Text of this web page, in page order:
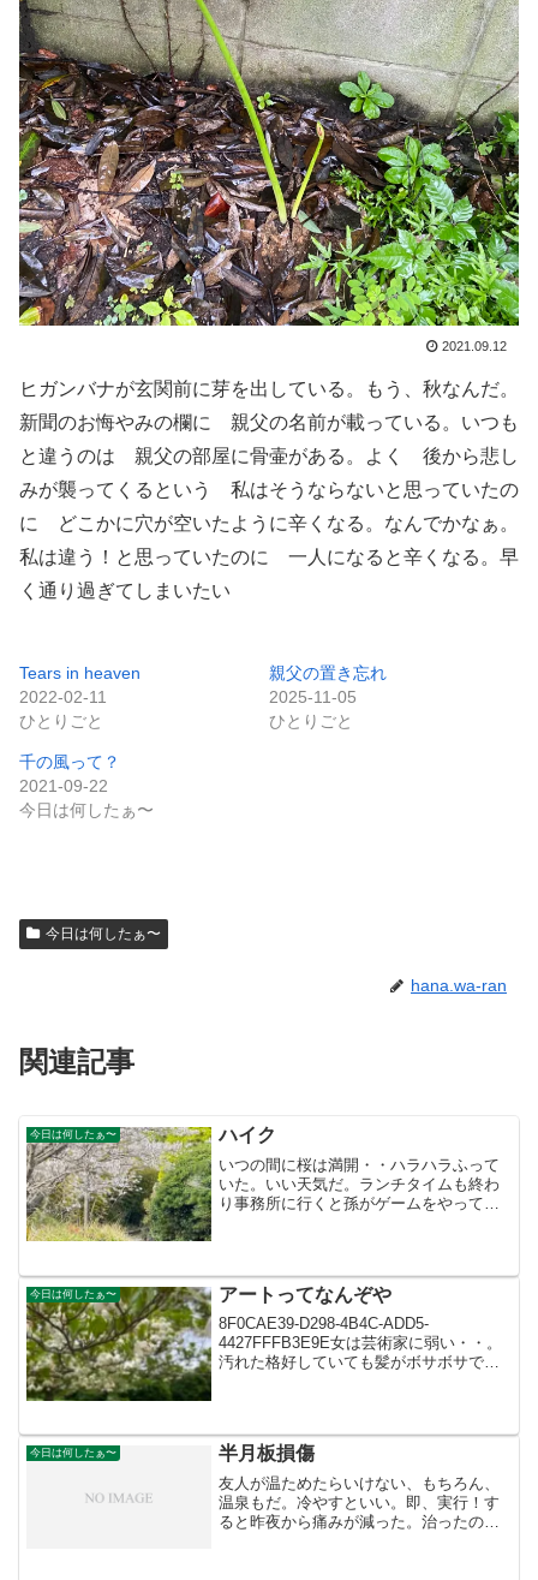
2021.09.12
ヒガンバナが玄関前に芽を出している。もう、秋なんだ。
新聞のお悔やみの欄に 親父の名前が載っている。いつも
と違うのは 親父の部屋に骨壷がある。よく 後から悲し
みが襲ってくるという 私はそうならないと思っていたの
に どこかに穴が空いたように辛くなる。なんでかなぁ。
私は違う！と思っていたのに 一人になると辛くなる。早
く通り過ぎてしまいたい
Tears in heaven
2022-02-11
ひとりごと
親父の置き忘れ
2025-11-05
ひとりごと
千の風って？
2021-09-22
今日は何したぁ〜
今日は何したぁ〜
hana.wa-ran
関連記事
今日は何したぁ〜 ハイク
いつの間に桜は満開・・ハラハラふって
いた。いい天気だ。ランチタイムも終わ
り事務所に行くと孫がゲームをやってい
ぞ〜」ムカつく！ついつい「お前...
今日は何したぁ〜 アートってなんぞや
8F0CAE39-D298-4B4C-ADD5-
4427FFFB3E9E女は芸術家に弱い・・。
汚れた格好していても髪がボサボサでも
気...
今日は何したぁ〜 半月板損傷
友人が温ためたらいけない、もちろん、
温泉もだ。冷やすといい。即、実行！す
ると昨夜から痛みが減った。治ったのか